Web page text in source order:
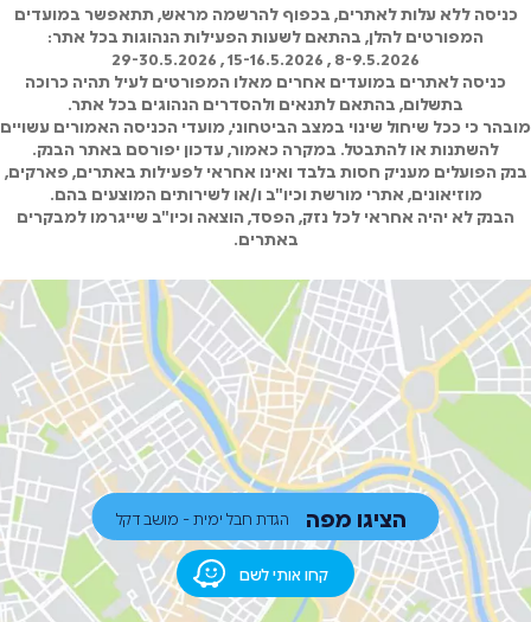
כניסה ללא עלות לאתרים, בכפוף להרשמה מראש, תתאפשר במועדים
המפורטים להלן, בהתאם לשעות הפעילות הנהוגות בכל אתר:
8-9.5.2026 , 15-16.5.2026 , 29-30.5.2026
כניסה לאתרים במועדים אחרים מאלו המפורטים לעיל תהיה כרוכה
בתשלום, בהתאם לתנאים ולהסדרים הנהוגים בכל אתר.
מובהר כי ככל שיחול שינוי במצב הביטחוני, מועדי הכניסה האמורים עשויים
להשתנות או להתבטל. במקרה כאמור, עדכון יפורסם באתר הבנק.
בנק הפועלים מעניק חסות בלבד ואינו אחראי לפעילות באתרים, פארקים,
מוזיאונים, אתרי מורשת וכיו"ב ו/או לשירותים המוצעים בהם.
הבנק לא יהיה אחראי לכל נזק, הפסד, הוצאה וכיו"ב שייגרמו למבקרים
באתרים.
קחו אותי לשם
הציגו מפה הגדת חבל ימית - מושב דקל